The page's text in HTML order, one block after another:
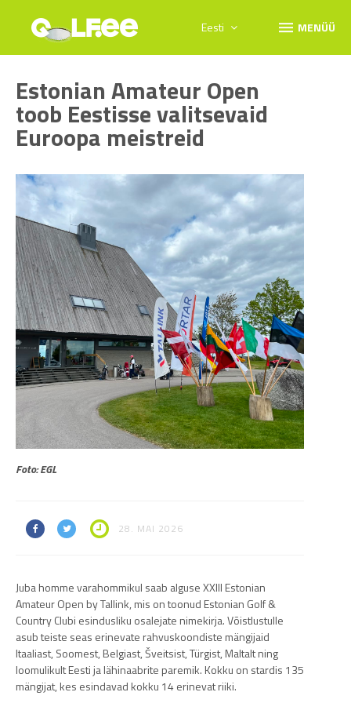
Eesti menu MENÜÜ
Estonian Amateur Open
toob Eestisse valitsevaid
Euroopa meistreid
Foto: EGL
28. MAI 2026
Juba homme varahommikul saab alguse XXIII Estonian
Amateur Open by Tallink, mis on toonud Estonian Golf &
Country Clubi esindusliku osalejate nimekirja. Võistlustulle
asub teiste seas erinevate rahvuskoondiste mängijaid
Itaaliast, Soomest, Belgiast, Šveitsist, Türgist, Maltalt ning
loomulikult Eesti ja lähinaabrite paremik. Kokku on stardis 135
mängijat, kes esindavad kokku 14 erinevat riiki.